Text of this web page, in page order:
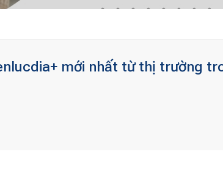
mới nhất từ thị trường